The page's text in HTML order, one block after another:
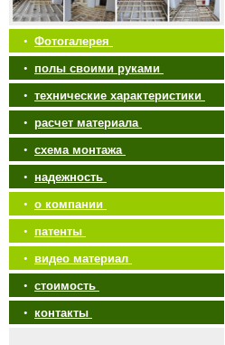
• Фотогалерея
• полы своими руками
• технические характеристики
• расчет материала
• схема монтажа
• надежность
• о компании
• патенты
• видео материал
• стоимость
• контакты